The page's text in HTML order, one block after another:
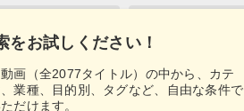
をお試しください！
画（全2077タイトル）の中から、カテ
業種、目的別、タグなど、自由な条件で
だけます。
ンチェスター戦略